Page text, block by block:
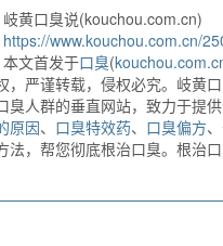
黄口臭说(kouchou.com.cn)
https://www.kouchou.com.cn/
文首发于口臭(
，严谨转载，侵权必究。岐黄
臭人群的垂直网站，致力于提供
原因、 口臭特效药、 口臭偏方、
法，帮您彻底根治口臭。根治